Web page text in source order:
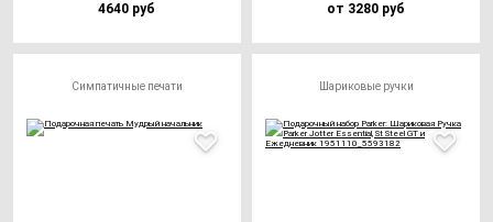
4640 руб от 3280 руб
Симпатичные печати Шариковые ручки